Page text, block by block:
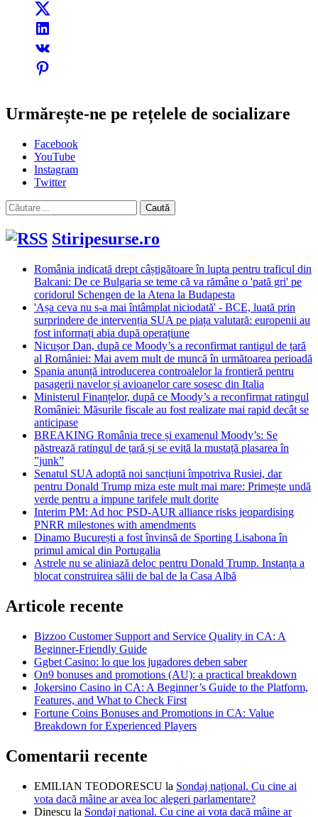
Urmărește-ne pe rețelele de socializare
Facebook
YouTube
Instagram
Twitter
Caută
după:
Stiripesurse.ro
România indicată drept câștigătoare în lupta pentru traficul din
Balcani: De ce Bulgaria se teme că va rămâne o 'pată gri' pe
coridorul Schengen de la Atena la Budapesta
'Așa ceva nu s-a mai întâmplat niciodată' - BCE, luată prin
surprindere de intervenția SUA pe piața valutară: europenii au
fost informați abia după operațiune
Nicușor Dan, după ce Moody’s a reconfirmat rantigul de țară
al României: Mai avem mult de muncă în următoarea perioadă
Spania anunță introducerea controalelor la frontieră pentru
pasagerii navelor și avioanelor care sosesc din Italia
Ministerul Finanțelor, după ce Moody’s a reconfirmat ratingul
României: Măsurile fiscale au fost realizate mai rapid decât se
anticipase
BREAKING România trece și examenul Moody’s: Se
păstrează ratingul de țară și se evită la mustață plasarea în
”junk”
Senatul SUA adoptă noi sancțiuni împotriva Rusiei, dar
pentru Donald Trump miza este mult mai mare: Primește undă
verde pentru a impune tarifele mult dorite
Interim PM: Ad hoc PSD-AUR alliance risks jeopardising
PNRR milestones with amendments
Dinamo București a fost învinsă de Sporting Lisabona în
primul amical din Portugalia
Astrele nu se aliniază deloc pentru Donald Trump. Instanța a
blocat construirea sălii de bal de la Casa Albă
Articole recente
Bizzoo Customer Support and Service Quality in CA: A
Beginner-Friendly Guide
Ggbet Casino: lo que los jugadores deben saber
On9 bonuses and promotions (AU): a practical breakdown
Jokersino Casino in CA: A Beginner’s Guide to the Platform,
Features, and What to Check First
Fortune Coins Bonuses and Promotions in CA: Value
Breakdown for Experienced Players
Comentarii recente
EMILIAN TEODORESCU la Sondaj național. Cu cine ai
vota dacă mâine ar avea loc alegeri parlamentare?
Dinescu la Sondaj național. Cu cine ai vota dacă mâine ar